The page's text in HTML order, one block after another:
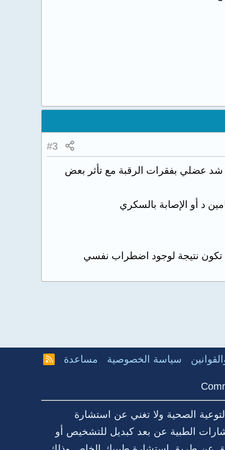
#3
شد عضلي بفقرات الرقبة مع تأثر بعض
تكون نتيجة لوجود اضطراب نفسي
سياسة الخصوصية مساعدة
الصحية ولا تغني عن استشارة
الطبية عن بعد كبديل للتشخيص أو